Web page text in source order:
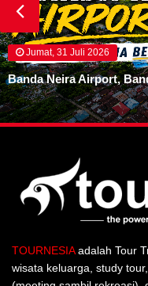
Jumat, 31 Juli 2026
Banda Neira Airport,
TOURNESIAadalah Tour
wisata keluarga, study